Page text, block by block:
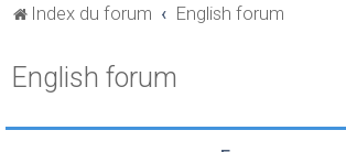
Index du forum English forum
English forum